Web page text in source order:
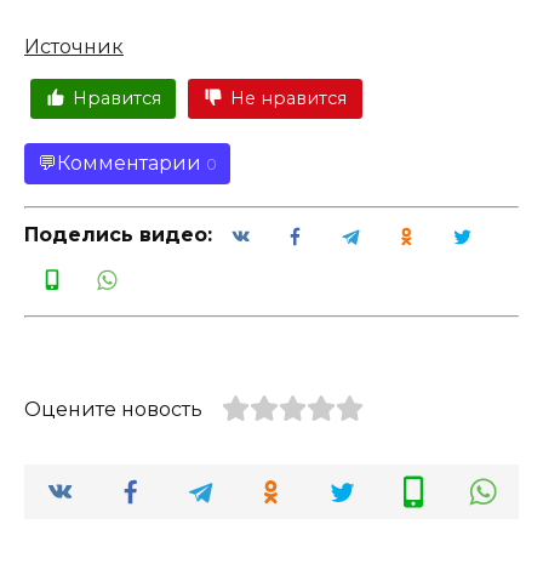
Источник
Нравится Не нравится
Комментарии 0
Поделись видео:
Оцените новость